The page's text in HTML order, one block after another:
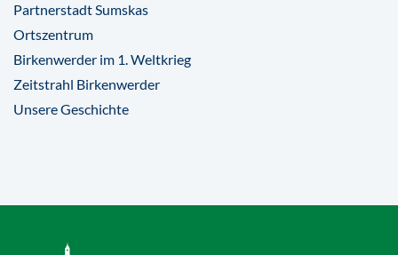
Partnerstadt Sumskas
Ortszentrum
Birkenwerder im 1. Weltkrieg
Zeitstrahl Birkenwerder
Unsere Geschichte